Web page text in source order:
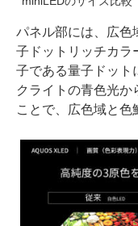
パネル部には、広色
子ドットリッチカラ
子である量子ドット
クライトの青色光か
ことで、広色域と色